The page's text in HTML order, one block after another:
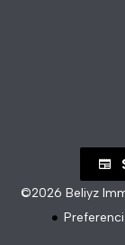
©2026 Beliyz